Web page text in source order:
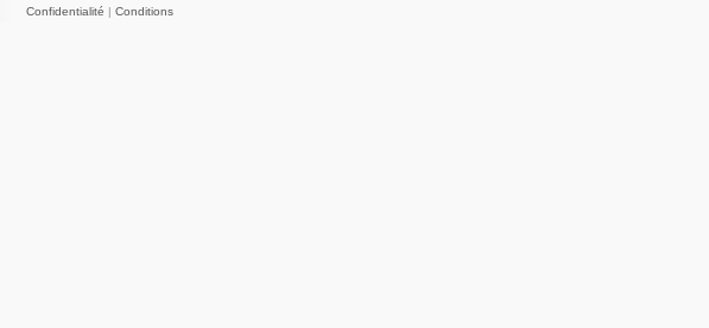
Confidentialité | Conditions